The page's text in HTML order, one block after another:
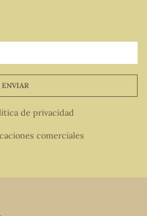
ENVIAR
de privacidad
comerciales